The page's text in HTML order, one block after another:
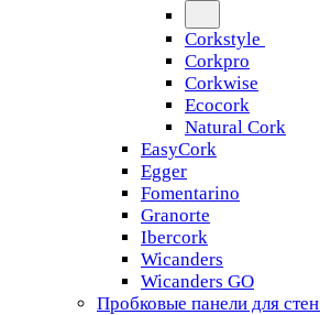
Corkstyle
Corkpro
Corkwise
Ecocork
Natural Cork
EasyCork
Egger
Fomentarino
Granorte
Ibercork
Wicanders
Wicanders GO
Пробковые панели для стен